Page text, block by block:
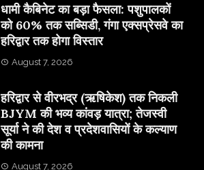
​धामी कैबिनेट का बड़ा फैसला: पशुपालकों
को 60% तक सब्सिडी, गंगा एक्सप्रेसवे का
हरिद्वार तक होगा विस्तार
August 7, 2026
​हरिद्वार से वीरभद्र (ऋषिकेश) तक निकली
BJYM की भव्य कांवड़ यात्रा; तेजस्वी
सूर्या ने की देश व प्रदेशवासियों के कल्याण
की कामना
August 7, 2026